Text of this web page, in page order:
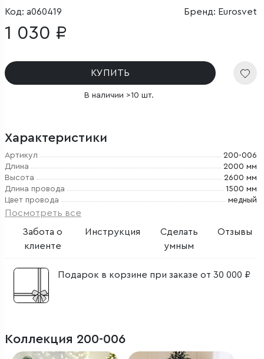
Код: a060419 Бренд: Eurosvet
1 030 ₽
КУПИТЬ
В наличии >10 шт.
Характеристики
Артикул
200-006
Длина
2000 мм
Высота
2600 мм
Длина провода
1500 мм
Цвет провода
медный
Посмотреть все
Забота о
клиенте
Инструкция
Сделать
умным
Отзывы
Подарок в корзине при заказе от 30 000 ₽
Коллекция 200-006